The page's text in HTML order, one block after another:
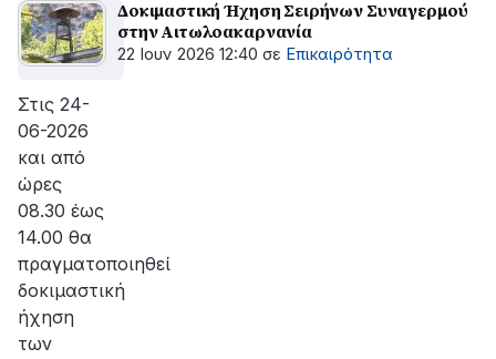
Δοκιμαστική Ήχηση Σειρήνων Συναγερμού
στην Αιτωλοακαρνανία
22 Ιουν 2026 12:40 σε Επικαιρότητα
Στις 24-
06-2026
και από
ώρες
08.30 έως
14.00 θα
πραγματοποιηθεί
δοκιμαστική
ήχηση
των